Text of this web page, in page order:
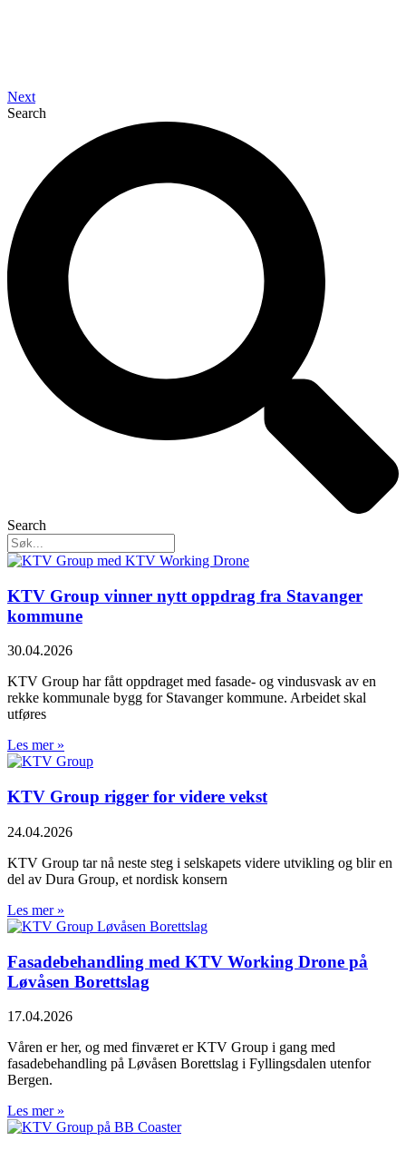
Next
Search
Search
KTV Group vinner nytt oppdrag fra Stavanger
kommune
30.04.2026
KTV Group har fått oppdraget med fasade- og vindusvask av en
rekke kommunale bygg for Stavanger kommune. Arbeidet skal
utføres
Les mer »
KTV Group rigger for videre vekst
24.04.2026
KTV Group tar nå neste steg i selskapets videre utvikling og blir en
del av Dura Group, et nordisk konsern
Les mer »
Fasadebehandling med KTV Working Drone på
Løvåsen Borettslag
17.04.2026
Våren er her, og med finværet er KTV Group i gang med
fasadebehandling på Løvåsen Borettslag i Fyllingsdalen utenfor
Bergen.
Les mer »